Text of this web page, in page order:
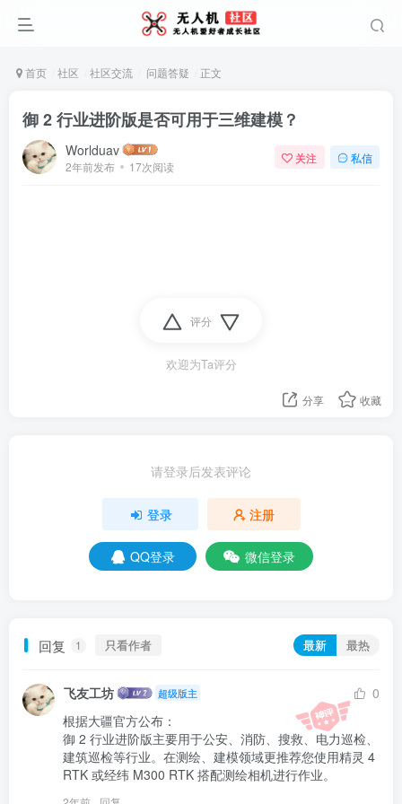
首页 社区 社区交流 问题答疑 正文
御 2 行业进阶版是否可用于三维建模？
Worlduav
2年前发布 17次阅读
关注 私信
评分
欢迎为Ta评分
分享 收藏
请登录后发表评论
登录 注册
QQ登录 微信登录
回复 1 只看作者 最新 最热
飞友工坊 超级版主
0
根据大疆官方公布：
御 2 行业进阶版主要用于公安、消防、搜救、电力巡检、
建筑巡检等行业。在测绘、建模领域更推荐您使用精灵 4
RTK 或经纬 M300 RTK 搭配测绘相机进行作业。